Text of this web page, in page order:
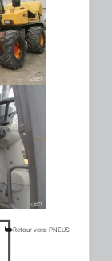
Retour vers: PNEUS